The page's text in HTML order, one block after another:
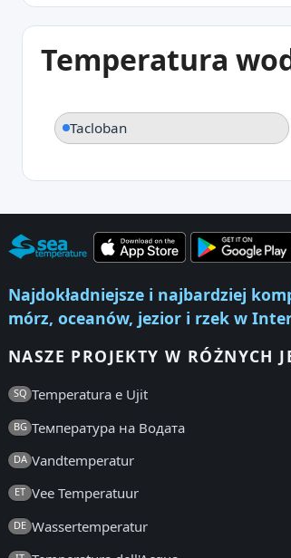
Temperatura
Tacloban
Najdokładniejsze i najbardziej
mórz, oceanów, jezior i rzek w
NASZE PROJEKTY W RÓŻNYCH
SQ Temperatura e Ujit
BG Температура на Водата
DA Vandtemperatur
ET Vee Temperatuur
DE Wassertemperatur